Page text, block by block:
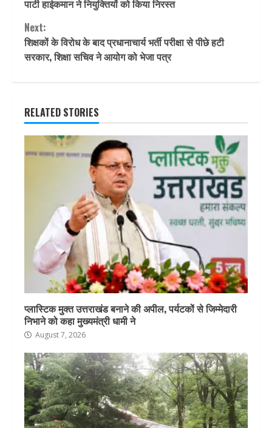
पार्टी हाईकमान ने नियुक्तियों को किया निरस्त
Next:
शिक्षकों के विरोध के बाद प्रधानाचार्य भर्ती परीक्षा से पीछे हटी
सरकार, शिक्षा सचिव ने आयोग को भेजा पत्र
RELATED STORIES
प्लास्टिक मुक्त उत्तराखंड बनाने की अपील, पर्यटकों से जिम्मेदारी
निभाने को कहा मुख्यमंत्री धामी ने
August 7, 2026